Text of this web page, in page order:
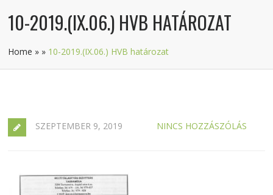
10-2019.(IX.06.) HVB HATÁROZAT
Home » » 10-2019.(IX.06.) HVB határozat
SZEPTEMBER 9, 2019 NINCS HOZZÁSZÓLÁS